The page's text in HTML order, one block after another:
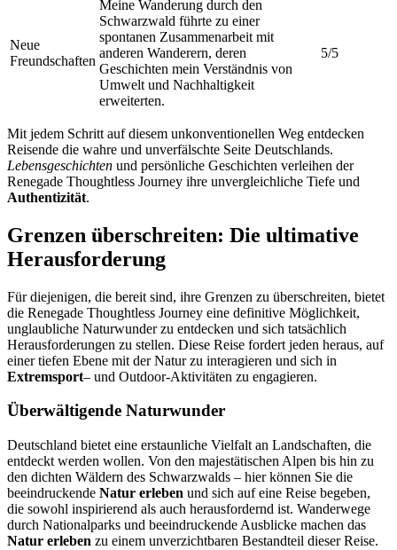
Neue
Freundschaften
Meine Wanderung durch den
Schwarzwald führte zu einer
spontanen Zusammenarbeit mit
anderen Wanderern, deren
Geschichten mein Verständnis von
Umwelt und Nachhaltigkeit
erweiterten.
5/5
Mit jedem Schritt auf diesem unkonventionellen Weg entdecken
Reisende die wahre und unverfälschte Seite Deutschlands.
Lebensgeschichten und persönliche Geschichten verleihen der
Renegade Thoughtless Journey ihre unvergleichliche Tiefe und
Authentizität.
Grenzen überschreiten: Die ultimative
Herausforderung
Für diejenigen, die bereit sind, ihre Grenzen zu überschreiten, bietet
die Renegade Thoughtless Journey eine definitive Möglichkeit,
unglaubliche Naturwunder zu entdecken und sich tatsächlich
Herausforderungen zu stellen. Diese Reise fordert jeden heraus, auf
einer tiefen Ebene mit der Natur zu interagieren und sich in
Extremsport– und Outdoor-Aktivitäten zu engagieren.
Überwältigende Naturwunder
Deutschland bietet eine erstaunliche Vielfalt an Landschaften, die
entdeckt werden wollen. Von den majestätischen Alpen bis hin zu
den dichten Wäldern des Schwarzwalds – hier können Sie die
beeindruckende Natur erleben und sich auf eine Reise begeben,
die sowohl inspirierend als auch herausfordernd ist. Wanderwege
durch Nationalparks und beeindruckende Ausblicke machen das
Natur erleben zu einem unverzichtbaren Bestandteil dieser Reise.